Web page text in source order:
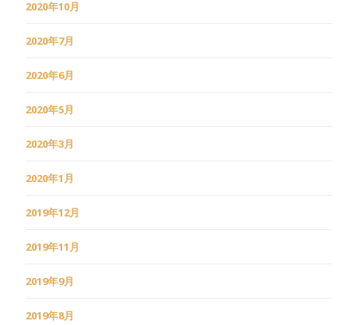
2020年10月
2020年7月
2020年6月
2020年5月
2020年3月
2020年1月
2019年12月
2019年11月
2019年9月
2019年8月